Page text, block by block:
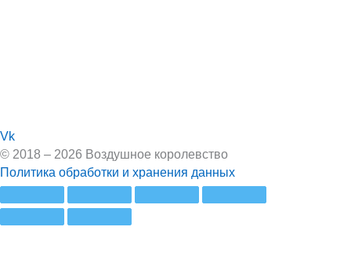
Vk
© 2018 – 2026 Воздушное королевство
Политика обработки и хранения данных